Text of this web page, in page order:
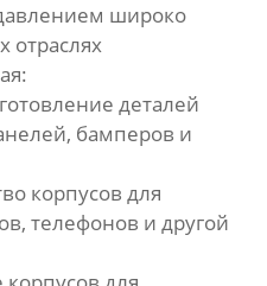
широко
отраслях
деталей
бамперов и
корпусов для
телефонов и другой